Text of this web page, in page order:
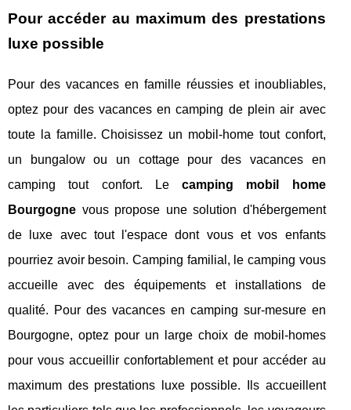
Pour accéder au maximum des prestations
luxe possible
Pour des vacances en famille réussies et inoubliables,
optez pour des vacances en camping de plein air avec
toute la famille. Choisissez un mobil-home tout confort,
un bungalow ou un cottage pour des vacances en
camping tout confort. Lecamping mobil home
Bourgogne vous propose une solution d'hébergement
de luxe avec tout l'espace dont vous et vos enfants
pourriez avoir besoin. Camping familial, le camping vous
accueille avec des équipements et installations de
qualité. Pour des vacances en camping sur-mesure en
Bourgogne, optez pour un large choix de mobil-homes
pour vous accueillir confortablement et pour accéder au
maximum des prestations luxe possible. Ils accueillent